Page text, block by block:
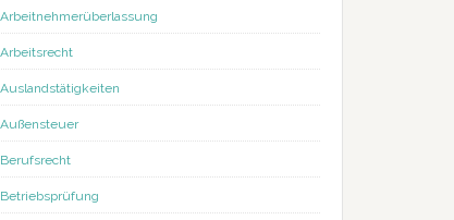
Arbeitnehmerüberlassung
Arbeitsrecht
Auslandstätigkeiten
Außensteuer
Berufsrecht
Betriebsprüfung